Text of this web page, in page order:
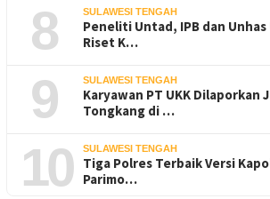
8 SULAWESI TENGAH
Peneliti Untad, IPB dan Unhas
Riset K…
9 SULAWESI TENGAH
Karyawan PT UKK Dilaporkan
Tongkang di …
10 SULAWESI TENGAH
Tiga Polres Terbaik Versi
Parimo…